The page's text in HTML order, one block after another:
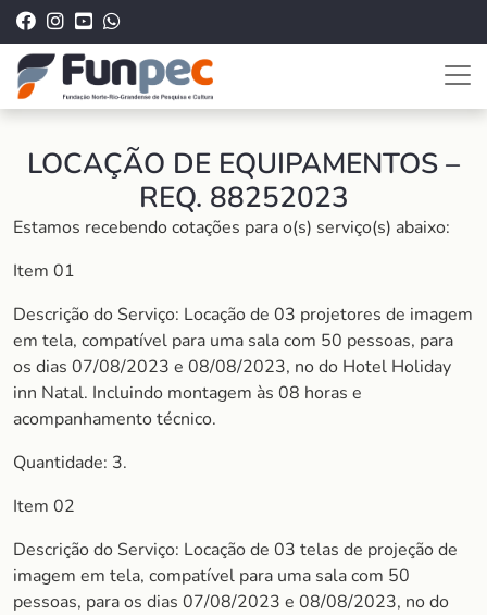
LOCAÇÃO DE EQUIPAMENTOS –
REQ. 88252023
Estamos recebendo cotações para o(s) serviço(s) abaixo:
Item 01
Descrição do Serviço: Locação de 03 projetores de imagem
em tela, compatível para uma sala com 50 pessoas, para
os dias 07/08/2023 e 08/08/2023, no do Hotel Holiday
inn Natal. Incluindo montagem às 08 horas e
acompanhamento técnico.
Quantidade: 3.
Item 02
Descrição do Serviço: Locação de 03 telas de projeção de
imagem em tela, compatível para uma sala com 50
pessoas, para os dias 07/08/2023 e 08/08/2023, no do